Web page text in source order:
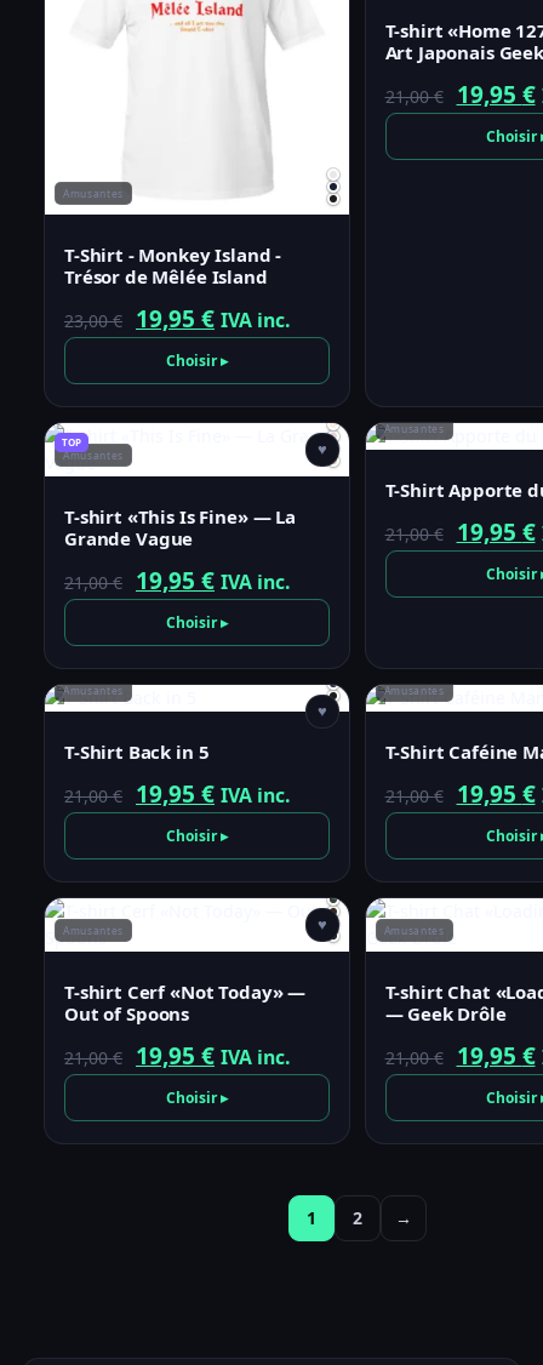
Amusantes
T-Shirt - Monkey Island -
Trésor de Mêlée Island
23,00€
Le
prix
initial
était :
19,95 €Le
prix
actuel
est :
IVA inc.
Choisir ▸
T-shirt «Home
Art Japonais Geek
21,00€
Le
prix
initial
19,95 €
Choisir
Amusantes
TOP
T-shirt «This Is Fine» — La
Grande Vague
21,00€
Le
prix
initial
était :
19,95 €Le
prix
actuel
est :
IVA inc.
Choisir ▸
♥
Amusantes
T-Shirt Apporte
21,00€
Le
prix
initial
21,00 €.
19,95 €
Choisir
Amusantes
T-Shirt Back in 5
21,00€
Le
prix
initial
était :
19,95 €Le
prix
actuel
est :
IVA inc.
Choisir ▸
♥
Amusantes
T-Shirt Caféine
21,00€
Le
prix
initial
était :
19,95 €
Choisir
Amusantes
T-shirt Cerf «Not Today» —
Out of Spoons
21,00€
Le
prix
initial
19,95 €Le
prix
actuel
19,95 €.
IVA inc.
Choisir ▸
♥ Amusantes
T-shirt Chat
— Geek Drôle
21,00€
Le
prix
initial
19,95 €
Choisir
1 2 →